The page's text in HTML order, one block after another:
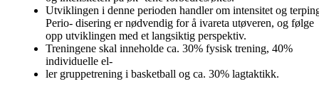
Utviklingen i denne perioden handler om intensitet og
Perio- disering er nødvendig for å ivareta utøveren, og følge
opp utviklingen med et langsiktig perspektiv.
Treningene skal inneholde ca. 30% fysisk trening, 40%
individuelle el-
ler gruppetrening i basketball og ca. 30% lagtaktikk.